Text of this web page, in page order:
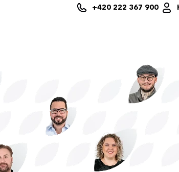
+420 222 367 900